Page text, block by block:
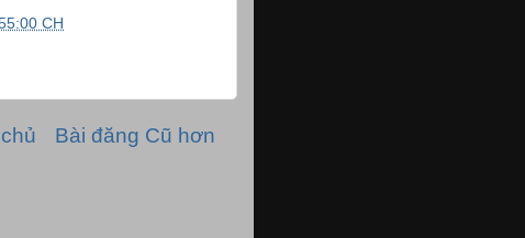
CH
Bài đăng Cũ hơn